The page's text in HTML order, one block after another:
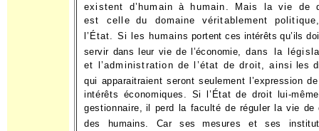
existent d’humain à humain. Mais la vie de
est celle
du domaine véritablement
l’État. Si les humains portent ces intérêts qu’ils
servir dans leur vie de l’économie, dans la
et l’administration de l’état de droit, ainsi
les
qui apparaitraient seront seulement l’expression
intérêts économiques. Si l’État de droit lui-
gestionnaire,
il perd la faculté de réguler la vie de
des humains. Car ses
mesures et ses